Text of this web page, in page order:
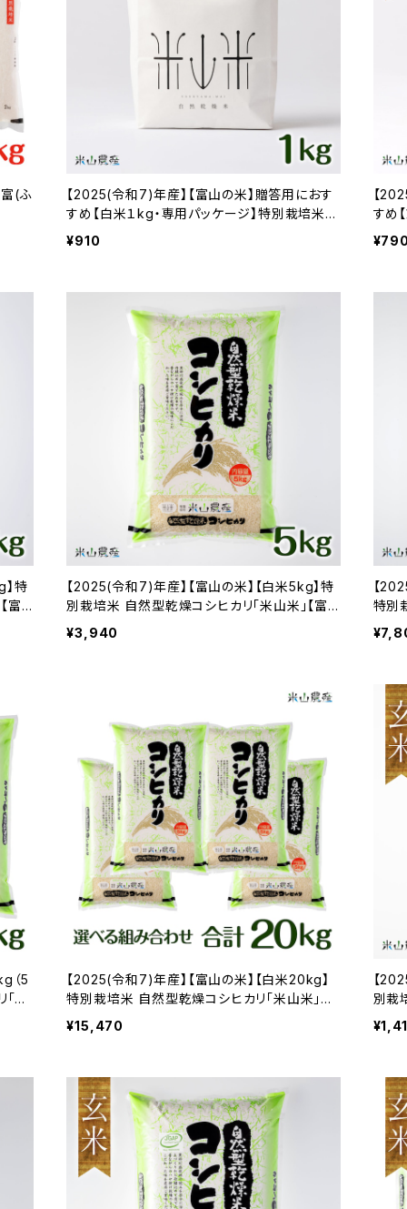
(ふ
【2025(令和7)年産】【富山の米】贈答用におす
すめ【白米１kg・専用パッケージ】特別栽培米
自然型乾燥コシヒカリ「米山米」【富山県入善町
¥910
【
すめ
自然
】特
富
【2025(令和7)年産】【富山の米】【白米5kg】特
別栽培米 自然型乾燥コシヒカリ「米山米」【富
山県入善町特産品】
¥3,940
【
特別
【富
（5
米
【2025(令和7)年産】【富山の米】【白米20kg】
特別栽培米 自然型乾燥コシヒカリ「米山米」
【富山県入善町特産品】★袋の組み合わせを選
べる！
¥15,470
【
別栽
山県